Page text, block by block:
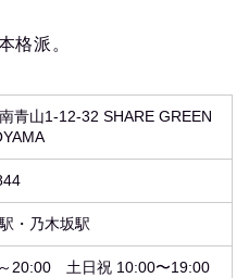
格派。
青山1-12-32 SHARE GREEN
・乃木坂駅
20:00 土日祝 10:00〜19:00